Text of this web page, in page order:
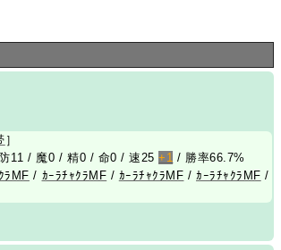
］
11 / 魔0 / 精0 / 命0 / 速25+1 / 勝率66.7%
ﾗMF / ｶｰﾗﾁｬｸﾗMF / ｶｰﾗﾁｬｸﾗMF / ｶｰﾗﾁｬｸﾗMF /